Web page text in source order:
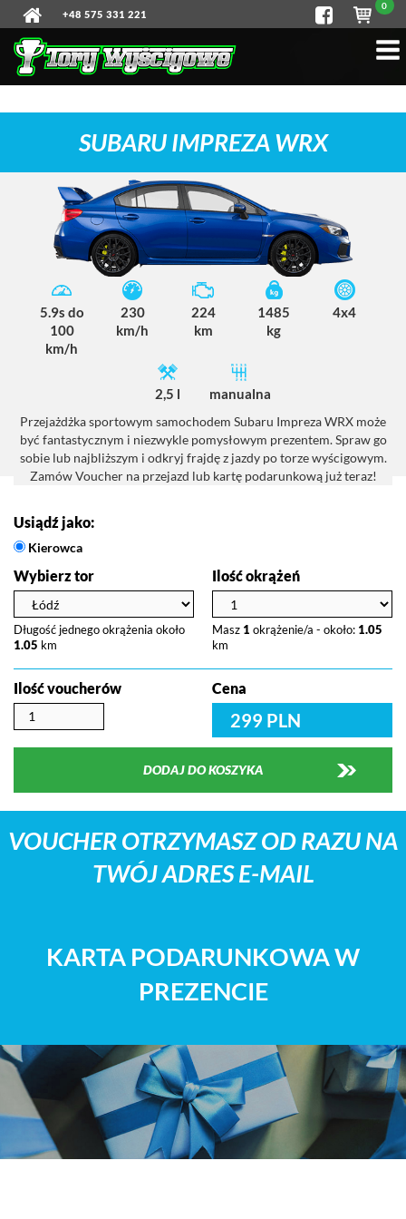
+48 575 331 221
0
SUBARU IMPREZA WRX
5.9s do
100
km/h
230
km/h
224
km
1485
kg
4x4
2,5 l
manualna
Przejażdżka sportowym samochodem Subaru Impreza WRX może
być fantastycznym i niezwykle pomysłowym prezentem. Spraw go
sobie lub najbliższym i odkryj frajdę z jazdy po torze wyścigowym.
Zamów Voucher na przejazd lub kartę podarunkową już teraz!
Usiądź jako:
Kierowca
Wybierz tor
Długość jednego okrążenia około
1.05 km
Ilość okrążeń
Masz 1 okrążenie/a - około: 1.05
km
Ilość voucherów Cena
299 PLN
DODAJ DO KOSZYKA
VOUCHER OTRZYMASZ OD RAZU NA
TWÓJ ADRES E-MAIL
KARTA PODARUNKOWA W
PREZENCIE